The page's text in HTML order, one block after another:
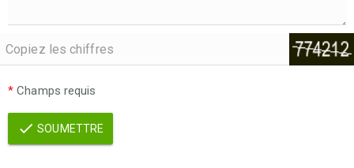
* Champs requis
SOUMETTRE